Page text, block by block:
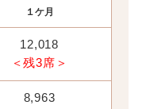
１ケ月
12,018
＜残3席＞
8,963